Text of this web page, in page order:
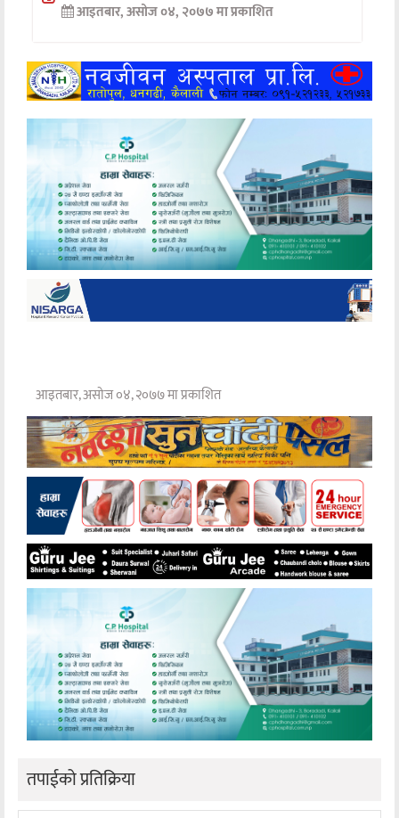
खेलकुद
मनोरञ्जन
अन्य
आइतबार, असोज ०४, २०७७ मा प्रकाशित
आइतबार, असोज ०४, २०७७ मा प्रकाशित
तपाईको प्रतिक्रिया